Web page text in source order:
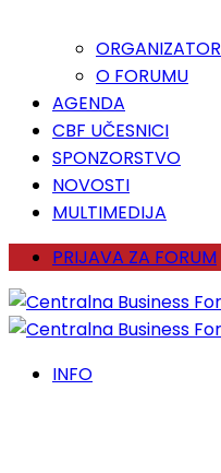
ORGANIZATOR
O FORUMU
AGENDA
CBF UČESNICI
SPONZORSTVO
NOVOSTI
MULTIMEDIJA
PRIJAVA ZA FORUM
INFO